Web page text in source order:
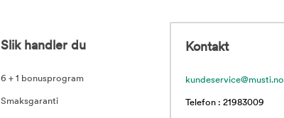
Slik handler du
6 + 1 bonusprogram
Smaksgaranti
Kontakt
kundeservice@musti.no
Telefon : 21983009